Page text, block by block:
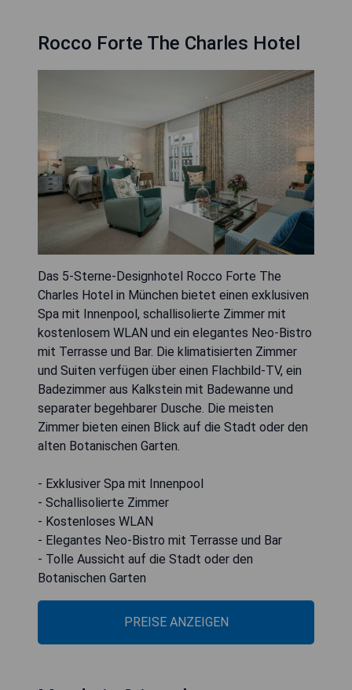
Rocco Forte The Charles Hotel
Das 5-Sterne-Designhotel Rocco Forte The
Charles Hotel in München bietet einen exklusiven
Spa mit Innenpool, schallisolierte Zimmer mit
kostenlosem WLAN und ein elegantes Neo-Bistro
mit Terrasse und Bar. Die klimatisierten Zimmer
und Suiten verfügen über einen Flachbild-TV, ein
Badezimmer aus Kalkstein mit Badewanne und
separater begehbarer Dusche. Die meisten
Zimmer bieten einen Blick auf die Stadt oder den
alten Botanischen Garten.
- Exklusiver Spa mit Innenpool
- Schallisolierte Zimmer
- Kostenloses WLAN
- Elegantes Neo-Bistro mit Terrasse und Bar
- Tolle Aussicht auf die Stadt oder den
Botanischen Garten
PREISE ANZEIGEN